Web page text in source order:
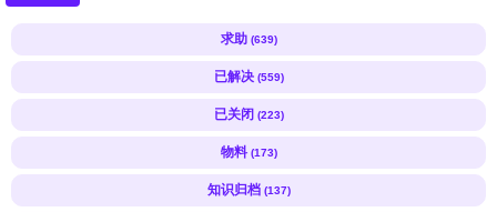
求助 (639)
已解决 (559)
已关闭 (223)
物料 (173)
知识归档 (137)